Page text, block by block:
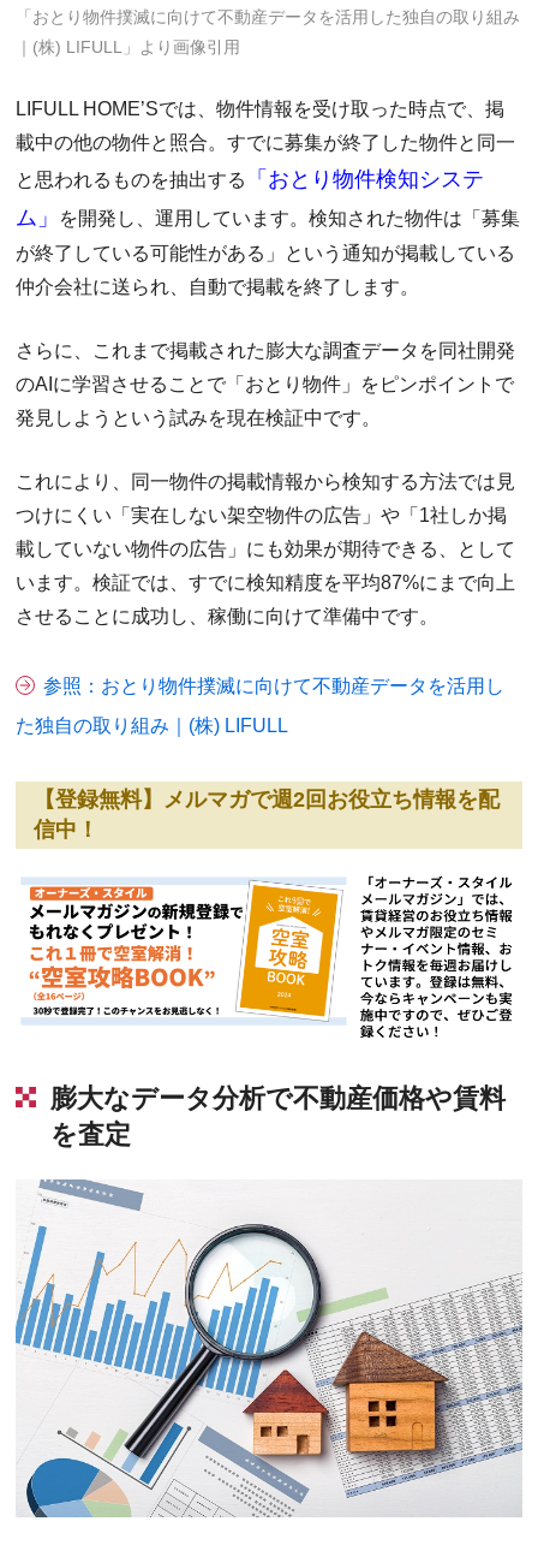
「おとり物件撲滅に向けて不動産データを活用した独自の取り組み
｜(株) LIFULL」より画像引用
LIFULL HOME’Sでは、物件情報を受け取った時点で、掲
載中の他の物件と照合。すでに募集が終了した物件と同一
と思われるものを抽出する
「おとり物件検知システ
ム」
を開発し、運用しています。検知された物件は「募集
が終了している可能性がある」という通知が掲載している
仲介会社に送られ、自動で掲載を終了します。
さらに、これまで掲載された膨大な調査データを同社開発
のAIに学習させることで「おとり物件」をピンポイントで
発見しようという試みを現在検証中です。
これにより、同一物件の掲載情報から検知する方法では見
つけにくい「実在しない架空物件の広告」や「1社しか掲
載していない物件の広告」にも効果が期待できる、として
います。検証では、すでに検知精度を平均87%にまで向上
させることに成功し、稼働に向けて準備中です。
参照：おとり物件撲滅に向けて不動産データを活用し
た独自の取り組み｜(株) LIFULL
【登録無料】メルマガで週2回お役立ち情報を配
信中！
膨大なデータ分析で不動産価格や賃料
を査定